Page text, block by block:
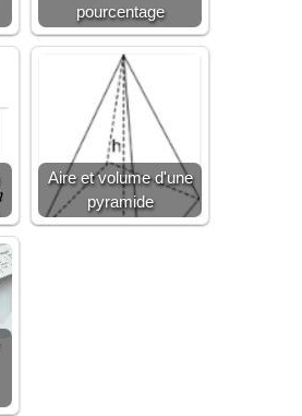
pourcentage
Aire et volume d'une
pyramide